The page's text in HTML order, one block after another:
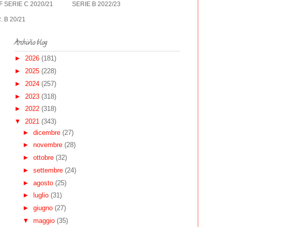
SERIE C 2020/21 SERIE B 2022/23
B 20/21
Archivio blog
► 2026 (181)
► 2025 (228)
► 2024 (257)
► 2023 (318)
► 2022 (318)
▼ 2021 (343)
► dicembre (27)
► novembre (28)
► ottobre (32)
► settembre (24)
► agosto (25)
►
luglio (31)
► giugno (27)
▼ maggio (35)